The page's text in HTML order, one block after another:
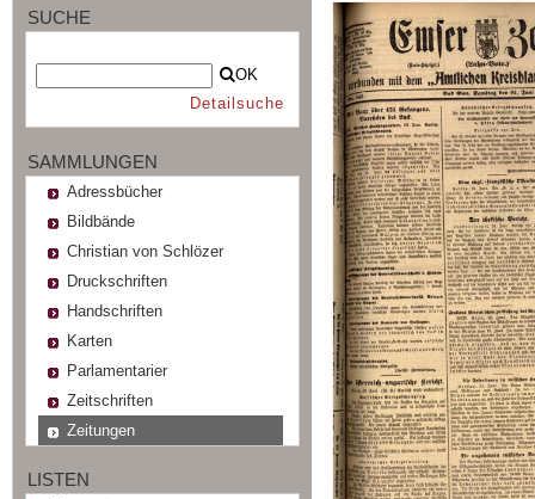
SUCHE
OK
Detailsuche
SAMMLUNGEN
Adressbücher
Bildbände
Christian von Schlözer
Druckschriften
Handschriften
Karten
Parlamentarier
Zeitschriften
Zeitungen
LISTEN